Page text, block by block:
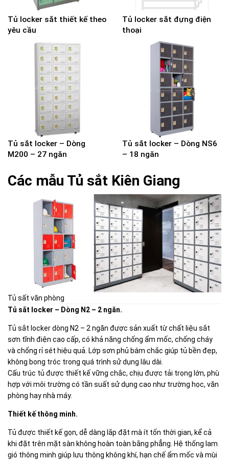
Tủ locker sắt thiết kế theo
yêu cầu
Tủ locker sắt đựng điện
thoại
Tủ sắt locker – Dòng
M200 – 27 ngăn
Tủ sắt locker – Dòng NS6
– 18 ngăn
Các mẫu Tủ sắt Kiên Giang
Tủ sất văn phòng
Tủ sắt locker – Dòng N2 – 2 ngăn.
Tủ sắt locker dòng N2 – 2 ngăn được sản xuất từ chất liệu sắt
sơn tĩnh điện cao cấp, có khả năng chống ẩm mốc, chống cháy
và chống rỉ sét hiệu quả. Lớp sơn phủ bám chắc giúp tủ bền đẹp,
không bong tróc trong quá trình sử dụng lâu dài.
Cấu trúc tủ được thiết kế vững chắc, chịu được tải trọng lớn, phù
hợp với môi trường có tần suất sử dụng cao như trường học, văn
phòng hay nhà máy.
Thiết kế thông minh.
Tủ được thiết kế gọn, dễ dàng lắp đặt mà ít tốn thời gian, kể cả
khi đặt trên mặt sàn không hoàn toàn bằng phẳng. Hệ thống lam
gió thông minh giúp lưu thông không khí, hạn chế ẩm mốc và mùi